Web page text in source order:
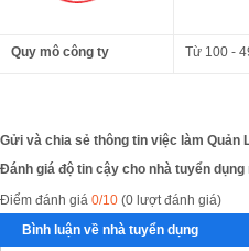
Quy mô công ty Từ 100 -
Gửi và chia sẻ thông tin việc làm Quản
Đánh giá độ tin cậy cho nhà tuyển dụng
Điểm đánh giá 0/10 (0 lượt đánh giá)
Bình luận về nhà tuyển dụng